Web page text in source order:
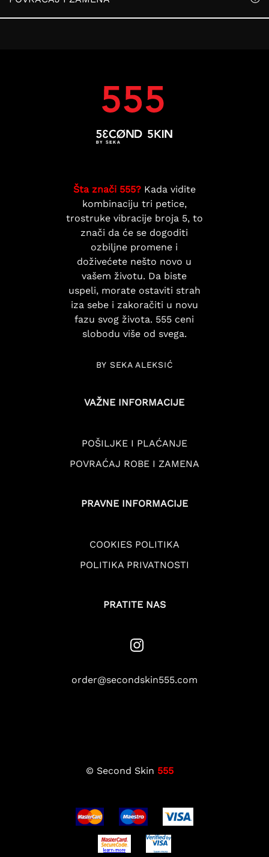
Šta znači 555?Kada vidite
kombinaciju tri petice,
trostruke vibracije broja 5, to
znači da će se dogoditi
ozbiljne promene i
doživećete nešto novo u
vašem životu. Da biste
uspeli, morate ostaviti strah
iza sebe i zakoračiti u novu
fazu svog života. 555 ceni
slobodu više od svega.
BY SEKA ALEKSIĆ
VAŽNE INFORMACIJE
POŠILJKE I PLAĆANJE
POVRAĆAJ ROBE I ZAMENA
PRAVNE INFORMACIJE
COOKIES POLITIKA
POLITIKA PRIVATNOSTI
PRATITE NAS
order@secondskin555.com
© Second Skin 555